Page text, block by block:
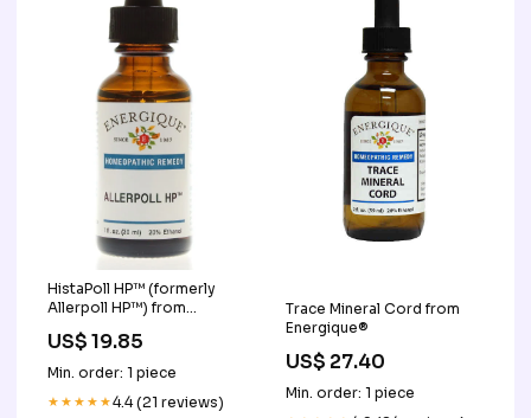
HistaPoll HP™ (formerly
Allerpoll HP™) from
US$ 19.85
Min. order: 1 piece
★★★★★4.4 (21 reviews)
Trace Mineral Cord from
Energique®
US$ 27.40
Min. order: 1 piece